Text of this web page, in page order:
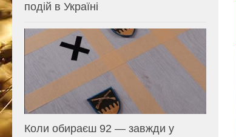
подій в Україні
Коли обираєш 92 — завжди у